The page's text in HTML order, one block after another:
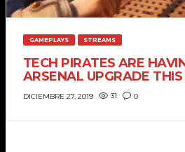
GAMEPLAYS STREAMS
TECH PIRATES ARE
ARSENAL UPGRADE
DICIEMBRE 27, 2019 31 0